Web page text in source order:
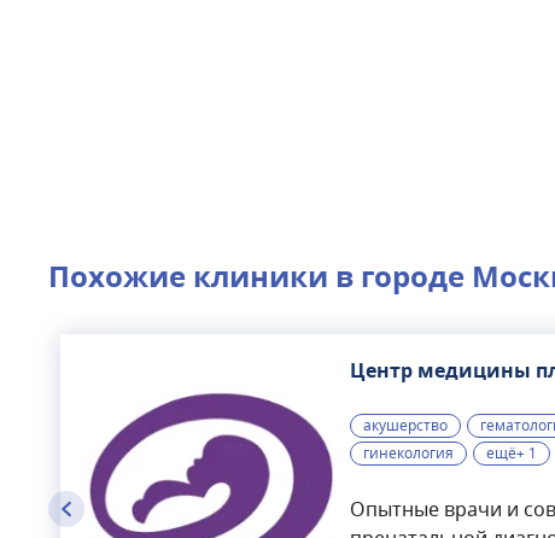
Похожие клиники в городе
Центр медицины
акушерство
гинекология
ещё+ 1
Опытные врачи и